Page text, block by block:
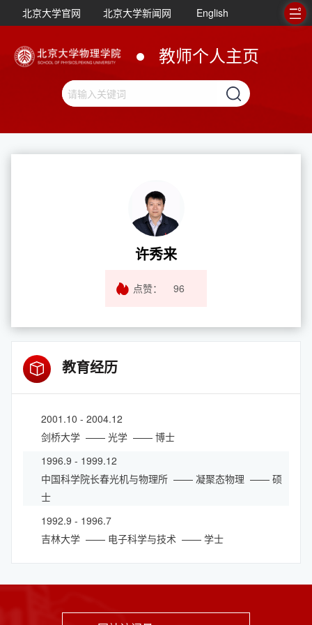
北京大学官网 北京大学新闻网 English
教师个人主页
许秀来
点赞： 96
教育经历
2001.10 - 2004.12
剑桥大学 —— 光学 —— 博士
1996.9 - 1999.12
中国科学院长春光机与物理所 —— 凝聚态物理 —— 硕
士
1992.9 - 1996.7
吉林大学 —— 电子科学与技术 —— 学士